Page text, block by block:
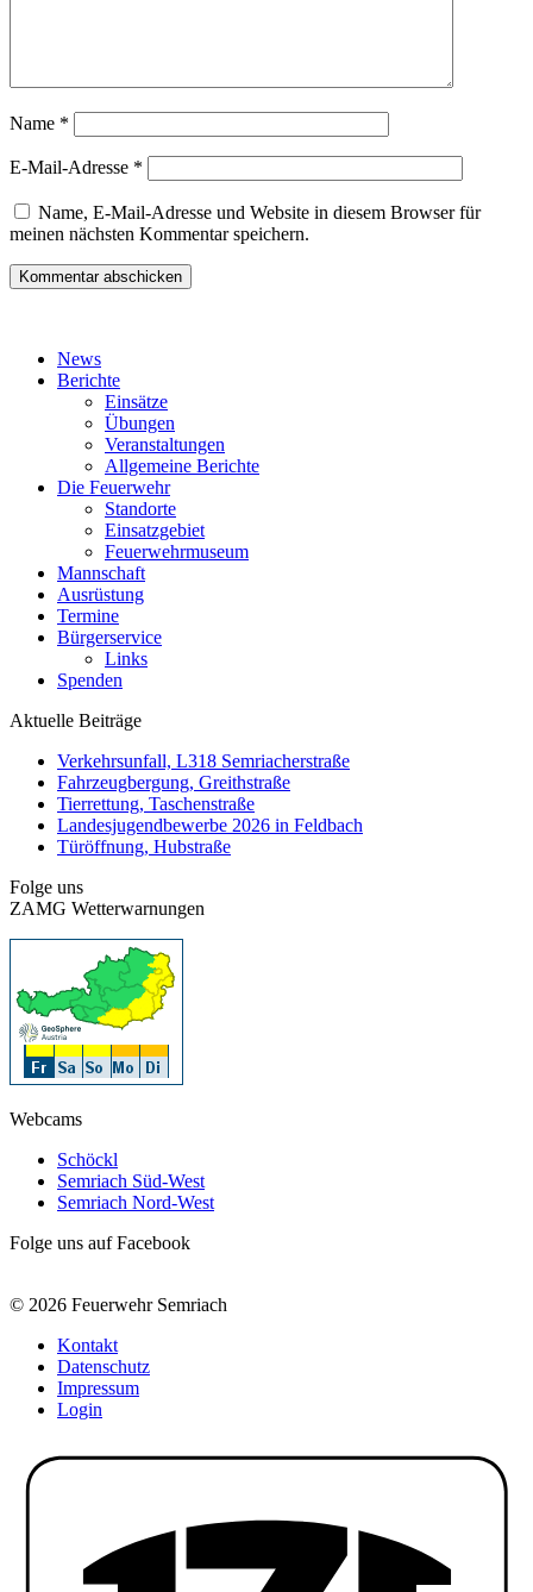
Name *
E-Mail-Adresse *
Name, E-Mail-Adresse und Website in diesem Browser für
meinen nächsten Kommentar speichern.
News
Berichte
Einsätze
Übungen
Veranstaltungen
Allgemeine Berichte
Die Feuerwehr
Standorte
Einsatzgebiet
Feuerwehrmuseum
Mannschaft
Ausrüstung
Termine
Bürgerservice
Links
Spenden
Aktuelle Beiträge
Verkehrsunfall, L318 Semriacherstraße
Fahrzeugbergung, Greithstraße
Tierrettung, Taschenstraße
Landesjugendbewerbe 2026 in Feldbach
Türöffnung, Hubstraße
Folge uns
ZAMG Wetterwarnungen
Webcams
Schöckl
Semriach Süd-West
Semriach Nord-West
Folge uns auf Facebook
© 2026 Feuerwehr Semriach
Kontakt
Datenschutz
Impressum
Login